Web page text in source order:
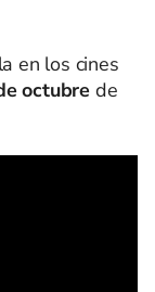
en los cines
octubre de